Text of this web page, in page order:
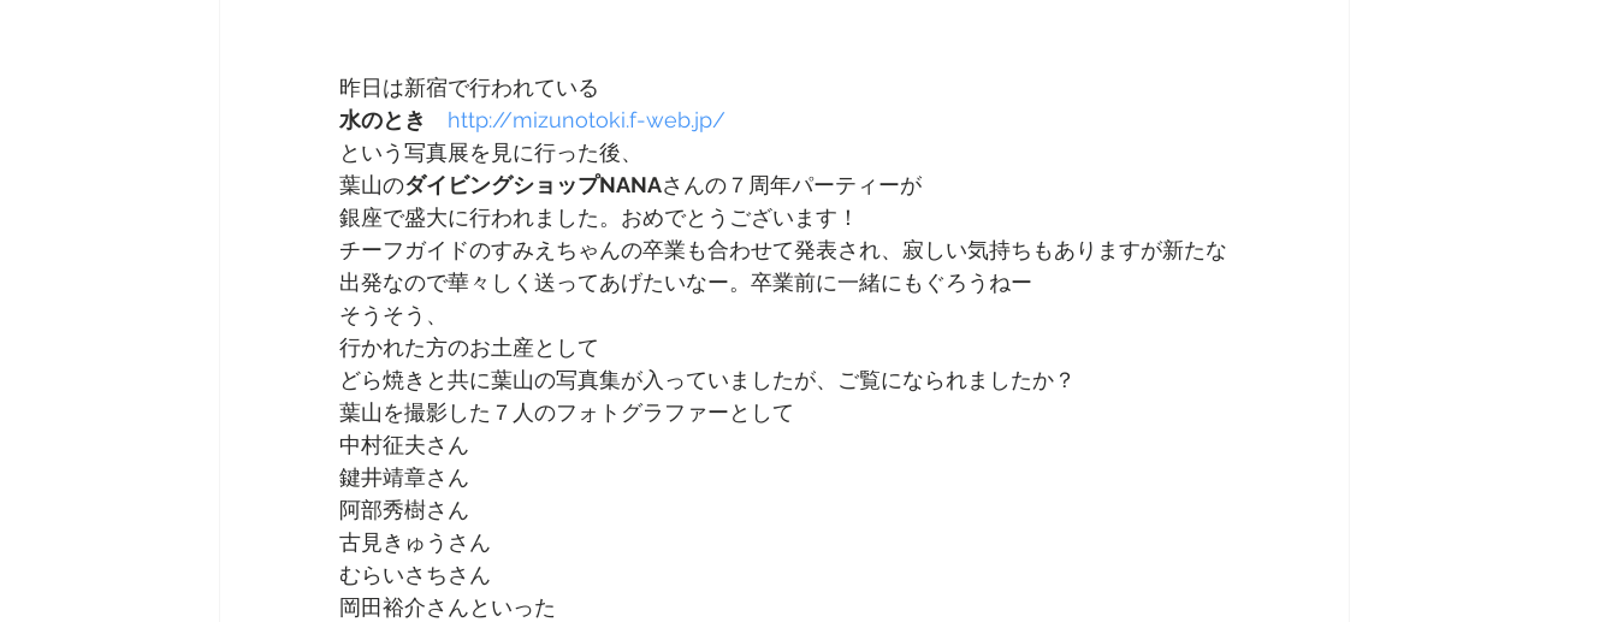
昨日は新宿で行われている
水のとき http://mizunotoki.f-web.jp/
という写真展を見に行った後、
葉山のダイビングショップNANAさんの７周年パーティーが
銀座で盛大に行われました。おめでとうございます！
チーフガイドのすみえちゃんの卒業も合わせて発表され、寂しい気持ちもありますが新たな
出発なので華々しく送ってあげたいなー。卒業前に一緒にもぐろうねー
そうそう、
行かれた方のお土産として
どら焼きと共に葉山の写真集が入っていましたが、ご覧になられましたか？
葉山を撮影した７人のフォトグラファーとして
中村征夫さん
鍵井靖章さん
阿部秀樹さん
古見きゅうさん
むらいさちさん
岡田裕介さんといった